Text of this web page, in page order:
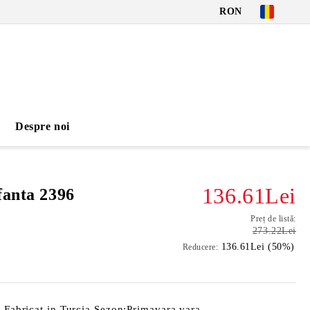
RON
Despre noi
2396 136.61Lei
Preț de listă:
273.22Lei
Reducere: 136.61Lei (50%)